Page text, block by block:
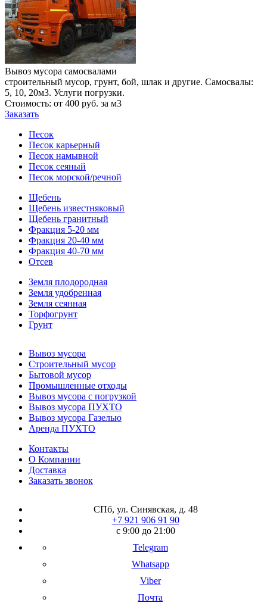
Вывоз мусора самосвалами
строительный мусор, грунт, бой, шлак и другие. Самосвалы:
5, 10, 20м3. Услуги погрузки.
Стоимость: от 400 руб. за м3
Заказать
Песок
Песок карьерный
Песок намывной
Песок сеяный
Песок морской/речной
Щебень
Щебень известняковый
Щебень гранитный
Фракция 5-20 мм
Фракция 20-40 мм
Фракция 40-70 мм
Отсев
Земля плодородная
Земля удобренная
Земля сеянная
Торфогрунт
Грунт
Вывоз мусора
Строительный мусор
Бытовой мусор
Промышленные отходы
Вывоз мусора с погрузкой
Вывоз мусора ПУХТО
Вывоз мусора Газелью
Аренда ПУХТО
Контакты
О Компании
Доставка
Заказать звонок
СПб, ул. Синявская, д. 48
+7 921 906 91 90
с 9:00 до 21:00
Telegram
Whatsapp
Viber
Почта